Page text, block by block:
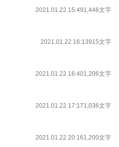
2021.01.22 15:491,446文字
2021.01.22 16:13915文字
2021.01.22 16:401,206文字
2021.01.22 17:171,036文字
2021.01.22 20:161,200文字